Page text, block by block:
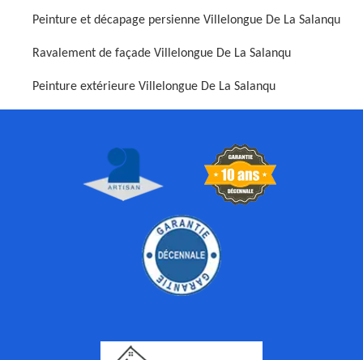
Peinture et décapage persienne Villelongue De La Salanqu
Ravalement de façade Villelongue De La Salanqu
Peinture extérieure Villelongue De La Salanqu